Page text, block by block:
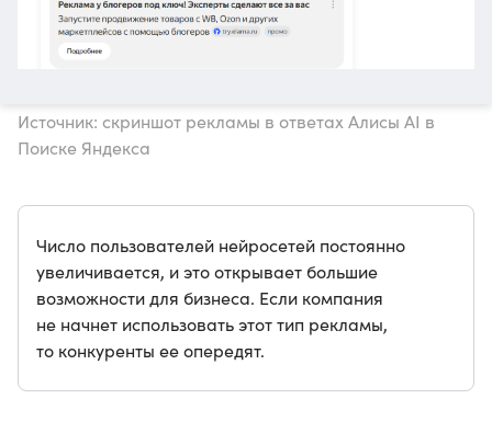
Источник: скриншот рекламы в ответах Алисы AI в
Поиске Яндекса
Число пользователей нейросетей постоянно
увеличивается, и это открывает большие
возможности для бизнеса. Если компания
не начнет использовать этот тип рекламы,
то конкуренты ее опередят.